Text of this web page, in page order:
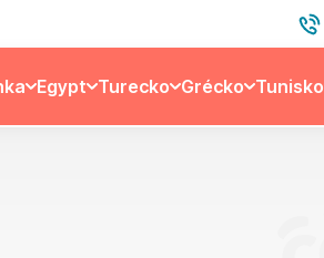
Egypt Turecko Grécko Tunisko